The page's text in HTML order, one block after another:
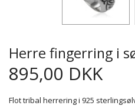
Herre fingerring i
895,00 DKK
Flot tribal herrering i 925